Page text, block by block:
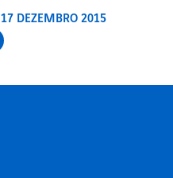
17 DEZEMBRO 2015